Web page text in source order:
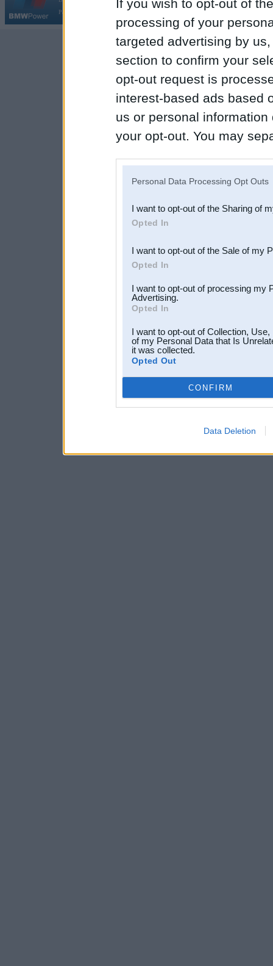
If you wish to opt-out of
processing of your
targeted advertising by
section to confirm your
opt-out request is
interest-based ads based
us or personal
your opt-out. You may
Downstream Participants
third parties.
Personal Data Processing Opt Outs
I want to opt-out of the Sharing of
Opted In
I want to opt-out of the Sale of my
Opted In
I want to opt-out of processing my
Advertising.
Opted In
I want to opt-out of Collection,
of my Personal Data that Is
it was collected.
Opted Out
CONFIRM
Data Deletion
Par BMWPower
|